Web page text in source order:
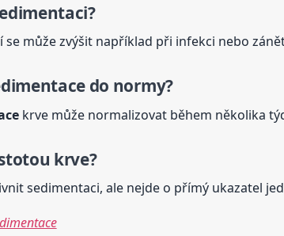
může zvýšit například při infekci nebo
do normy?
krve může normalizovat během několika
krve?
sedimentaci, ale nejde o přímý ukazatel